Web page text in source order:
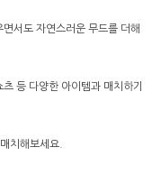
서도 자연스러운 무드를 더해
등 다양한 아이템과 매치하기
치해보세요.